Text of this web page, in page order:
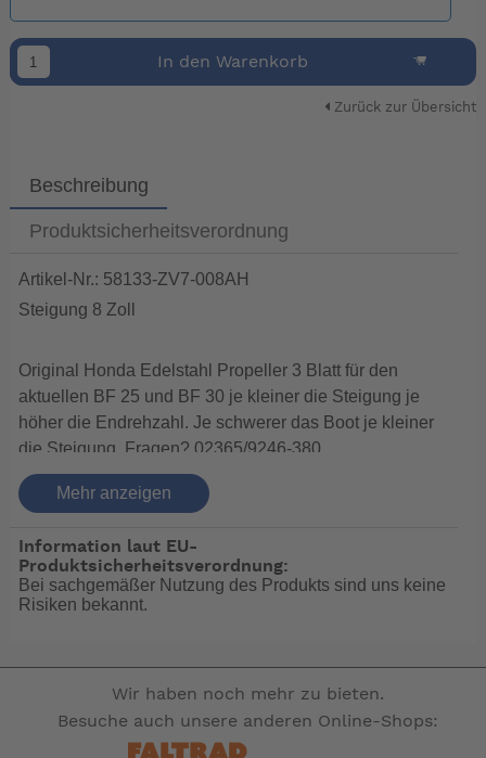
In den Warenkorb
Zurück zur Übersicht
Beschreibung
Produktsicherheitsverordnung
Artikel-Nr.: 58133-ZV7-008AH
Steigung 8 Zoll
Original Honda Edelstahl Propeller 3 Blatt für den
aktuellen BF 25 und BF 30 je kleiner die Steigung je
höher die Endrehzahl. Je schwerer das Boot je kleiner
die Steigung. Fragen? 02365/9246-380
Vorteile eines VA Propellers
• Höhere Leistung im Vergleich zu Alumininiumtypen
• Bieten einen höheren Schutz gegen
Materialverformung und Kavitation
• Einsatzgebiet: Schnelle und leistungsfähige Boote.
• Erhöhte Stabilität dank der Materialhärte im Vergleich
• Siehe zusätzliche Hinweise im Kapitel "Propeller"
über Einsatz und Nutzung
des Bootes
Mehr anzeigen
Information laut EU-
Produktsicherheitsverordnung:
Bei sachgemäßer Nutzung des Produkts sind uns keine
Risiken bekannt.
Wir haben noch mehr zu bieten.
Besuche auch unsere anderen Online-Shops: